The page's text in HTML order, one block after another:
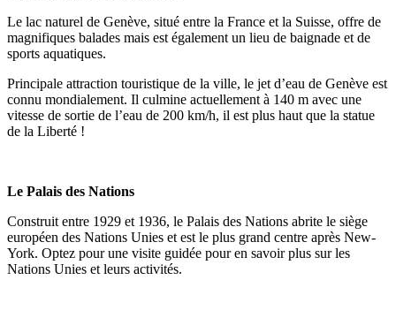
Le lac naturel de Genève, situé entre la France et la Suisse, offre de
magnifiques balades mais est également un lieu de baignade et de
sports aquatiques.
Principale attraction touristique de la ville, le jet d’eau de Genève est
connu mondialement. Il culmine actuellement à 140 m avec une
vitesse de sortie de l’eau de 200 km/h, il est plus haut que la statue
de la Liberté !
Le Palais des Nations
Construit entre 1929 et 1936, le Palais des Nations abrite le siège
européen des Nations Unies et est le plus grand centre après New-
York. Optez pour une visite guidée pour en savoir plus sur les
Nations Unies et leurs activités.